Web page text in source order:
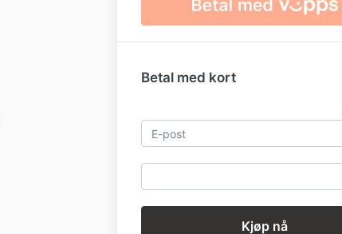
Betal med kort